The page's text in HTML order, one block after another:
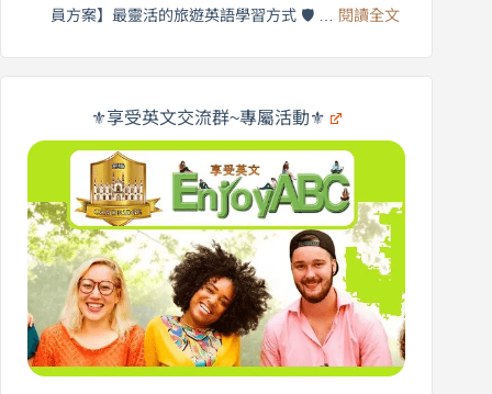
享
受
口
說
員方案】最靈活的旅遊英語學習方式 🛡️ … 閱讀全文:
商
劍
｜
元
英
語！
⚜️享受英文交流群~專屬活動⚜️